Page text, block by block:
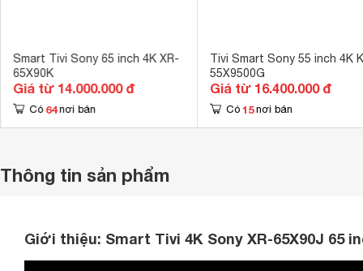
Smart Tivi Sony 65 inch 4K XR-
65X90K
Giá từ 14.000.000 đ
Có 64 nơi bán
Tivi Smart Sony 55 inch 4K
55X9500G
Giá từ 16.400.000 đ
Có 15 nơi bán
Thông tin sản phẩm
Giới thiệu: Smart Tivi 4K Sony XR-65X90J 65